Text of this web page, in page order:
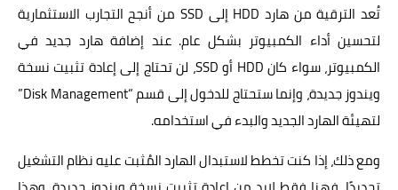
تُعد الترقية من هارد HDD إلى SSD من أنجح التجارب الاستثمارية
لتحسين أداء الكمبيوتر بشكل عام. عند إضافة هارد جديد في
الكمبيوتر، سواء كان HDD أو SSD، لن تحتاج إلى إعادة تثبيت نسخة
ويندوز جديدة، وإنما ستحتاج للدخول إلى قسم “Disk Management”
لتهيئة الهارد الجديد والبدء في استخدامه.
ومع ذلك، إذا كنت تخطط لاستبدال الهارد المُثبت عليه نظام التشغيل